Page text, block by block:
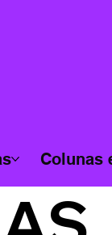
Colunas